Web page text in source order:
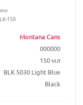
Montana Cans
000000
150 мл
BLK 5030 Light Blue
Black
150